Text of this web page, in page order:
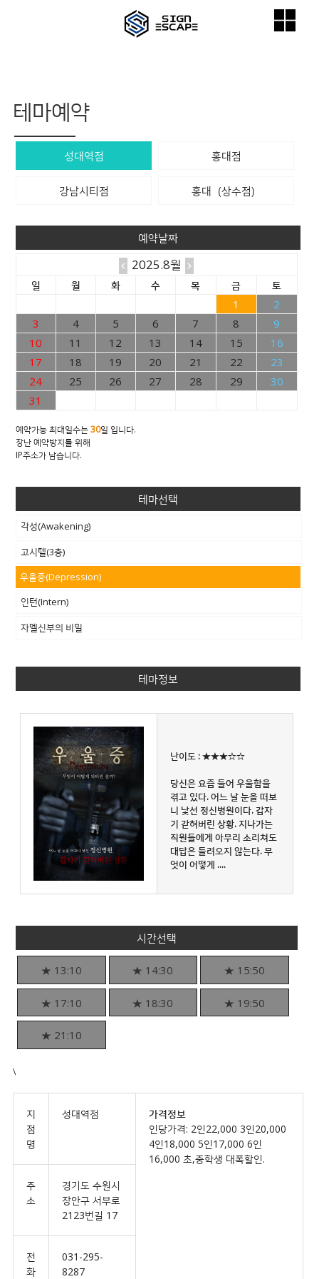
테마예약
성대역점 홍대점
강남시티점 홍대（상수점）
예약날짜
2025.8월
일 월 화 수 목 금 토
1
2
3
4 5 6 7 8
9
10
11 12 13 14 15
16
17
18 19 20 21 22
23
24
25 26 27 28 29
30
31
예약가능 최대일수는30일 입니다.
장난 예약방지를 위해
IP주소가 남습니다.
테마선택
각성(Awakening)
고시텔(3층)
우울증(Depression)
인턴(Intern)
자멜신부의 비밀
테마정보
난이도 : ★★★☆☆
당신은 요즘 들어 우울함을
겪고 있다. 어느 날 눈을 떠보
니 낯선 정신병원이다. 갑자
기 갇혀버린 상황. 지나가는
직원들에게 아무리 소리쳐도
대답은 들려오지 않는다. 무
엇이 어떻게 ....
시간선택
★ 13:10 ★ 14:30 ★ 15:50
★ 17:10 ★ 18:30 ★ 19:50
★ 21:10
\
지
점
명
성대역점
가격정보
인당가격: 2인22,000 3인20,000
4인18,000 5인17,000 6인
16,000 초,중학생 대폭할인.
주
소
경기도 수원시
장안구 서부로
2123번길 17
전
화
031-295-
8287